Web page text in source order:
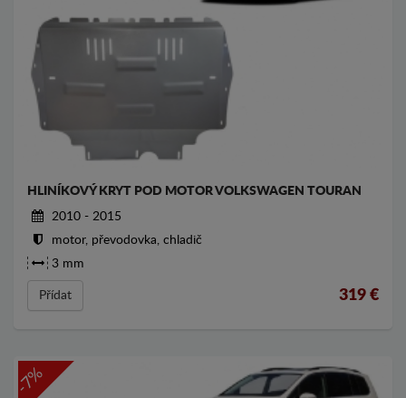
HLINÍKOVÝ KRYT POD MOTOR VOLKSWAGEN TOURAN
2010 - 2015
motor, převodovka, chladič
3 mm
Přídat 319 €
-7%